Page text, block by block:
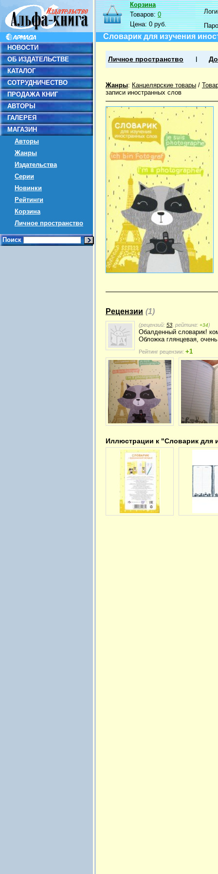
НОВОСТИ
ОБ ИЗДАТЕЛЬСТВЕ
КАТАЛОГ
СОТРУДНИЧЕСТВО
ПРОДАЖА КНИГ
АВТОРЫ
ГАЛЕРЕЯ
МАГАЗИН
Авторы
Жанры
Издательства
Серии
Новинки
Рейтинги
Корзина
Личное пространство
Поиск
Корзина
Товаров:0
Цена:0 руб.
Словарик для изучения
Личное пространство
Жанры: Канцелярские товары /
записи иностранных слов
Рецензии (1)
(рецензий: 53 , рейтинг: +34)
Обалденный словарик!
Обложка глянцевая,
Рейтинг рецензии: +1
Иллюстрации к "Словарик для